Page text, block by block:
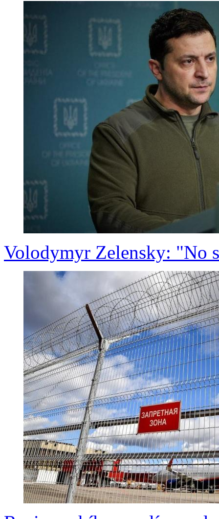
Volodymyr Zelensky: "No